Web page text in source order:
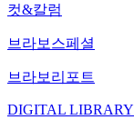
컷&칼럼
브라보스페셜
브라보리포트
DIGITAL LIBRARY